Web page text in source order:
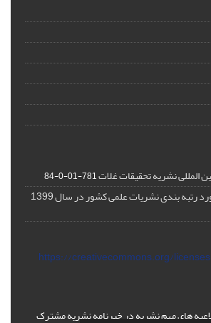
المللی نشریه تحقیقات غلات781-01-0-84
https://creativecommons.org/
های مهم نشریه در خبرنامه نشریه مشترک